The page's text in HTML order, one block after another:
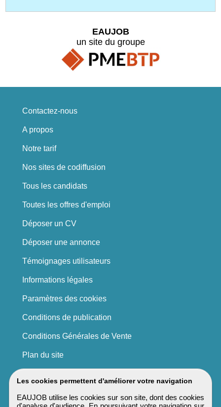
Les cookies permettent d'améliorer votre navigation
EAUJOB utilise les cookies sur son site, dont des cookies
EAUJOB
un site du groupe
Contactez-nous
A propos
Notre tarif
Nos sites de codiffusion
Tous les candidats
Toutes les offres d'emploi
Déposer un CV
Déposer une annonce
Témoignages utilisateurs
Informations légales
Paramètres des cookies
Conditions de publication
Conditions Générales de Vente
Plan du site